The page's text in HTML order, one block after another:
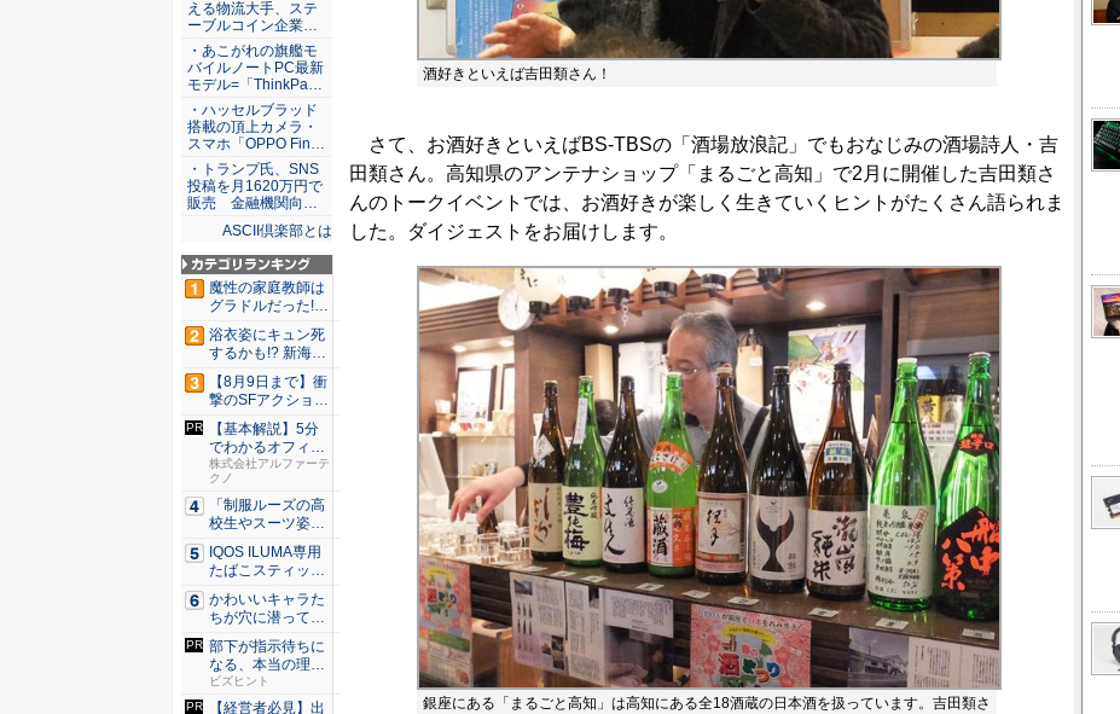
酒好きといえば吉田類さん！
さて、お酒好きといえばBS-TBSの「酒場放浪記」でもおなじみの酒場詩人・吉
田類さん。高知県のアンテナショップ「まるごと高知」で2月に開催した吉田類さ
んのトークイベントでは、お酒好きが楽しく生きていくヒントがたくさん語られま
した。ダイジェストをお届けします。
銀座にある「まるごと高知」は高知にある全18酒蔵の日本酒を扱っています。吉田類さ
える物流大手、ステ
ーブルコイン企業…
・あこがれの旗艦モ
バイルノートPC最新
モデル=「ThinkPa…
・ハッセルブラッド
搭載の頂上カメラ・
スマホ「OPPO Fin…
・トランプ氏、SNS
投稿を月1620万円で
販売 金融機関向…
ASCII倶楽部とは
魔性の家庭教師は
グラドルだった!?
村雨...
浴衣姿にキュン死
するかも!? 新海ま
きが...
【8月9日まで】衝
撃のSFアクション
『G...
【基本解説】5分
でわかるオフィス
セキュリ...
株式会社アルファーテ
クノ
「制服ルーズの高
校生やスーツ姿の
OLを演...
IQOS ILUMA専用
たばこスティッ
ク...
かわいいキャラた
ちが穴に潜ってひ
どい目に...
部下が指示待ちに
なる、本当の理
由。23年...
ビズヒント
【経営者必見】出